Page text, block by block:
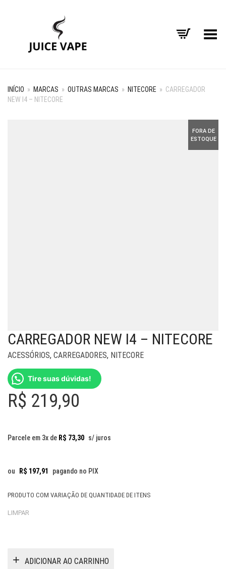
Alternar Menu
INÍCIO » MARCAS » OUTRAS MARCAS » NITECORE » CARREGADOR
NEW I4 – NITECORE
FORA DE
ESTOQUE
CARREGADOR NEW I4 – NITECORE
ACESSÓRIOS, CARREGADORES, NITECORE
Tire suas dúvidas!
R$ 219,90
Parcele em 3x de R$ 73,30 s/ juros
ou R$ 197,91 pagando no PIX
PRODUTO COM VARIAÇÃO DE QUANTIDADE DE ITENS
LIMPAR
ADICIONAR AO CARRINHO